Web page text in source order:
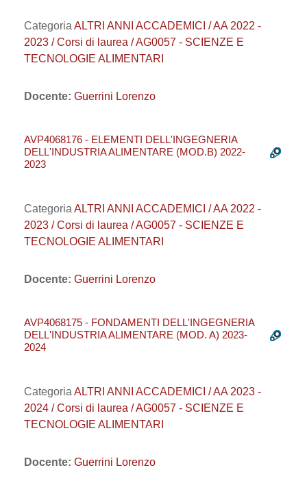
Categoria ALTRI ANNI ACCADEMICI / AA 2022 -
2023 / Corsi di laurea / AG0057 - SCIENZE E
TECNOLOGIE ALIMENTARI
Docente: Guerrini Lorenzo
AVP4068176 - ELEMENTI DELL'INGEGNERIA
DELL'INDUSTRIA ALIMENTARE (MOD.B) 2022-
2023
Categoria ALTRI ANNI ACCADEMICI / AA 2022 -
2023 / Corsi di laurea / AG0057 - SCIENZE E
TECNOLOGIE ALIMENTARI
Docente: Guerrini Lorenzo
AVP4068175 - FONDAMENTI DELL'INGEGNERIA
DELL'INDUSTRIA ALIMENTARE (MOD. A) 2023-
2024
Categoria ALTRI ANNI ACCADEMICI / AA 2023 -
2024 / Corsi di laurea / AG0057 - SCIENZE E
TECNOLOGIE ALIMENTARI
Docente: Guerrini Lorenzo